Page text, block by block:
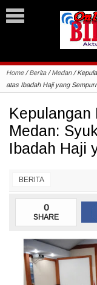
Home/Berita/Medan/
atas Ibadah Haji yang
Kepulangan
Medan:
Ibadah Haji
BERITA
0
SHARE